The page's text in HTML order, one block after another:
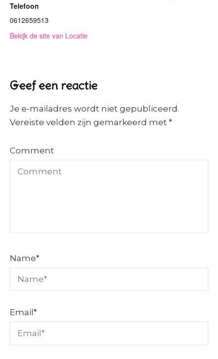
Telefoon
0612659513
Bekijk de site van Locatie
Geef een reactie
Je e-mailadres wordt niet gepubliceerd.
Vereiste velden zijn gemarkeerd met *
Comment
Name*
Email*